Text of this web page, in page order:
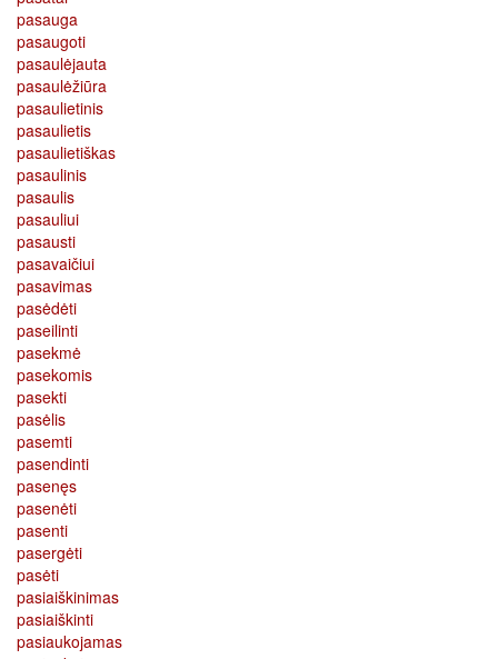
pasauga
pasaugoti
pasaulėjauta
pasaulėžiūra
pasaulietinis
pasaulietis
pasaulietiškas
pasaulinis
pasaulis
pasauliui
pasausti
pasavaičiui
pasavimas
pasėdėti
paseilinti
pasekmė
pasekomis
pasekti
pasėlis
pasemti
pasendinti
pasenęs
pasenėti
pasenti
pasergėti
pasėti
pasiaiškinimas
pasiaiškinti
pasiaukojamas